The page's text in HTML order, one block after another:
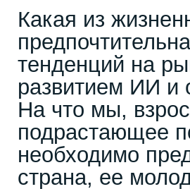
Какая из
тенденций на
развитием ИИ и
На что мы,
подрастающее
необходимо
страна, ее